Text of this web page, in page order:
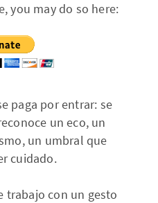
you may do so here:
paga por entrar: se
un eco, un
un umbral que
cuidado.
trabajo con un gesto